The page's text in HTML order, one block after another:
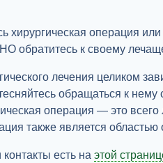
хирургическая операция
к своему
лечения целиком
обращаться к
операция — это
также является областью
есть на этой